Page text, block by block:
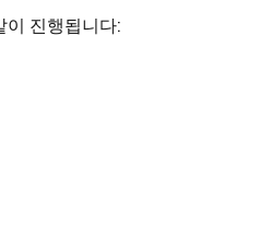
이 진행됩니다: